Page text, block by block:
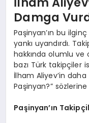
Damga
Paşinyan’ın bu
yankı uyandırdı.
hakkında olumlu
bazı Türk takipçiler
İlham Aliyev’in
Paşinyan?”
Paşinyan’ın